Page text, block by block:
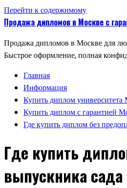
Перейти к содержимому
Продажа дипломов в Москве с
Продажа дипломов в Москве для
Быстрое оформление, полная
Главная
Информация
Купить диплом университета
Купить диплом с гарантией
Где купить диплом без
Где купить
выпускника сада